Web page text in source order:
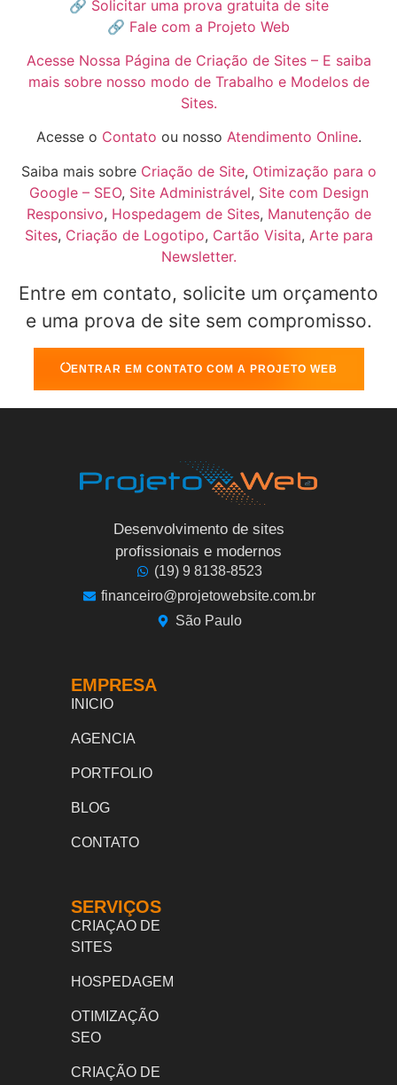
🔗 Solicitar uma prova gratuita de site
🔗 Fale com a Projeto Web
Acesse Nossa Página de Criação de Sites – E saiba
mais sobre nosso modo de Trabalho e Modelos de
Sites.
Acesse o Contato ou nosso Atendimento Online.
Saiba mais sobre Criação de Site, Otimização para o
Google – SEO, Site Administrável, Site com Design
Responsivo, Hospedagem de Sites, Manutenção de
Sites, Criação de Logotipo, Cartão Visita, Arte para
Newsletter.
Entre em contato, solicite um orçamento
e uma prova de site sem compromisso.
ENTRAR EM CONTATO COM A PROJETO WEB
Desenvolvimento de sites
profissionais e modernos
(19) 9 8138-8523
financeiro@projetowebsite.com.br
São Paulo
EMPRESA
INICIO
AGENCIA
PORTFOLIO
BLOG
CONTATO
SERVIÇOS
CRIAÇAO DE
SITES
HOSPEDAGEM
OTIMIZAÇÃO
SEO
CRIAÇÃO DE